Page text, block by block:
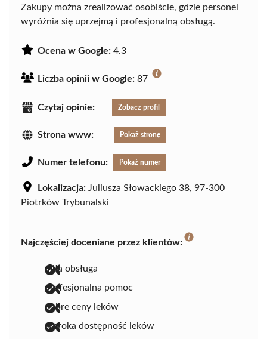
Zakupy można zrealizować osobiście, gdzie personel
wyróżnia się uprzejmą i profesjonalną obsługą.
Ocena w Google: 4.3
Liczba opinii w Google: 87
Czytaj opinie: Zobacz profil
Strona www: Pokaż stronę
Numer telefonu: Pokaż numer
Lokalizacja: Juliusza Słowackiego 38, 97-300
Piotrków Trybunalski
Najczęściej doceniane przez klientów:
miła obsługa
profesjonalna pomoc
dobre ceny leków
szeroka dostępność leków